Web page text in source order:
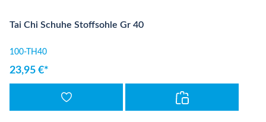
Tai Chi Schuhe Stoffsohle Gr 40
100-TH40
23,95 €*